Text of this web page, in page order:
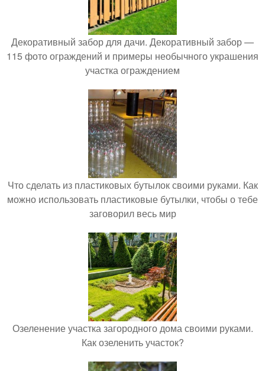
Декоративный забор для дачи. Декоративный забор —
115 фото ограждений и примеры необычного украшения
участка ограждением
Что сделать из пластиковых бутылок своими руками. Как
можно использовать пластиковые бутылки, чтобы о тебе
заговорил весь мир
Озеленение участка загородного дома своими руками.
Как озеленить участок?